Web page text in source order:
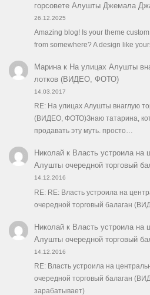
горсовете Алушты Джемала
26.12.2025
Amazing blog! Is your theme
from somewhere? A design like
Маринак На улицах Алушты
лотков (ВИДЕО, ФОТО)
14.03.2017
RE: На улицах Алушты внаглую
(ВИДЕО, ФОТО)Знаю татарина,
продавать эту муть. просто…
Николайк Власть устроила на
Алушты очередной торговый
14.12.2016
RE: RE: Власть устроила на
очередной торговый балаган
Николайк Власть устроила на
Алушты очередной торговый
14.12.2016
RE: Власть устроила на
очередной торговый балаган
зарабатывает)